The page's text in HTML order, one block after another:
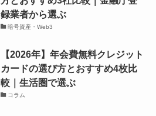
録業者から選ぶ
暗号資産・Web3
【2026年】年会費無料クレジット
カードの選び方とおすすめ4枚比
較｜生活圏で選ぶ
コラム